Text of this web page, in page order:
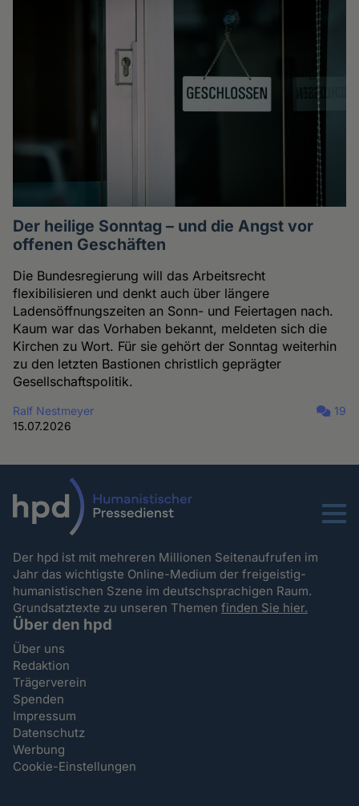
Der heilige Sonntag – und die Angst vor
offenen Geschäften
Die Bundesregierung will das Arbeitsrecht
flexibilisieren und denkt auch über längere
Ladensöffnungszeiten an Sonn- und Feiertagen nach.
Kaum war das Vorhaben bekannt, meldeten sich die
Kirchen zu Wort. Für sie gehört der Sonntag weiterhin
zu den letzten Bastionen christlich geprägter
Gesellschaftspolitik.
Ralf Nestmeyer
15.07.2026
19
Menu
Der hpd ist mit mehreren Millionen Seitenaufrufen im
Jahr das wichtigste Online-Medium der freigeistig-
humanistischen Szene im deutschsprachigen Raum.
Grundsatztexte zu unseren Themenfinden Sie hier.
Über den hpd
Über uns
Redaktion
Trägerverein
Spenden
Impressum
Datenschutz
Werbung
Cookie-Einstellungen